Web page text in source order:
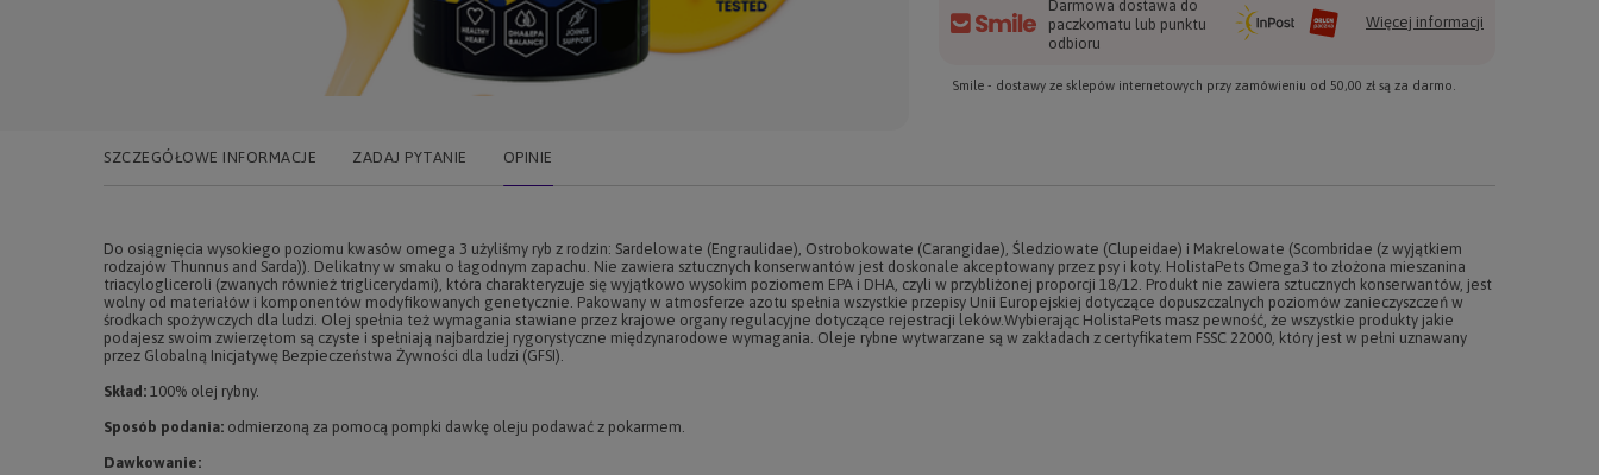
Darmowa dostawa do
paczkomatu lub punktu
odbioru
Więcej informacji
Smile - dostawy ze sklepów internetowych przy zamówieniu od 50,00 zł są za darmo.
SZCZEGÓŁOWE INFORMACJE ZADAJ PYTANIE OPINIE
Do osiągnięcia wysokiego poziomu kwasów omega 3 użyliśmy ryb z rodzin: Sardelowate (Engraulidae), Ostrobokowate (Carangidae), Śledziowate (Clupeidae) i Makrelowate (Scombridae (z wyjątkiem
rodzajów Thunnus and Sarda)). Delikatny w smaku o łagodnym zapachu. Nie zawiera sztucznych konserwantów jest doskonale akceptowany przez psy i koty. HolistaPets Omega3 to złożona mieszanina
triacylogliceroli (zwanych również triglicerydami), która charakteryzuje się wyjątkowo wysokim poziomem EPA i DHA, czyli w przybliżonej proporcji 18/12. Produkt nie zawiera sztucznych konserwantów, jest
wolny od materiałów i komponentów modyfikowanych genetycznie. Pakowany w atmosferze azotu spełnia wszystkie przepisy Unii Europejskiej dotyczące dopuszczalnych poziomów zanieczyszczeń w
środkach spożywczych dla ludzi. Olej spełnia też wymagania stawiane przez krajowe organy regulacyjne dotyczące rejestracji leków.Wybierając HolistaPets masz pewność, że wszystkie produkty jakie
podajesz swoim zwierzętom są czyste i spełniają najbardziej rygorystyczne międzynarodowe wymagania. Oleje rybne wytwarzane są w zakładach z certyfikatem FSSC 22000, który jest w pełni uznawany
przez Globalną Inicjatywę Bezpieczeństwa Żywności dla ludzi (GFSI).
Skład: 100% olej rybny.
Sposób podania: odmierzoną za pomocą pompki dawkę oleju podawać z pokarmem.
Dawkowanie: